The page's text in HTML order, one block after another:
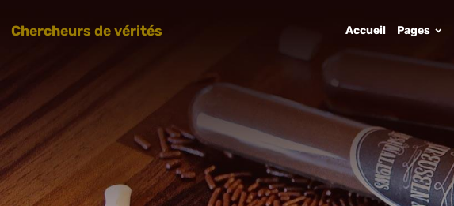
Chercheurs de vérités Accueil Pages